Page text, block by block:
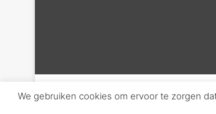
We gebruiken cookies om ervoor te zorgen